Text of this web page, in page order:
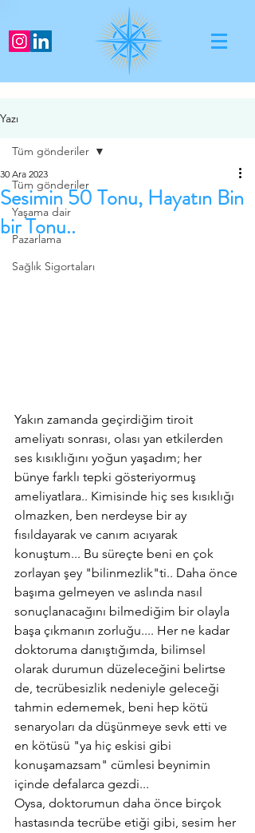
Yazı
Tüm gönderiler
Yaşama dair
Pazarlama
Sağlık Sigortaları
Tüm gönderiler
Sesimin 50 Tonu, Hayatın Bin
bir Tonu..
30 Ara 2023
Yakın zamanda geçirdiğim tiroit
ameliyatı sonrası, olası yan etkilerden
ses kısıklığını yoğun yaşadım; her
bünye farklı tepki gösteriyormuş
ameliyatlara.. Kimisinde hiç ses kısıklığı
olmazken, ben nerdeyse bir ay
fısıldayarak ve canım acıyarak
konuştum... Bu süreçte beni en çok
zorlayan şey "bilinmezlik"ti.. Daha önce
başıma gelmeyen ve aslında nasıl
sonuçlanacağını bilmediğim bir olayla
başa çıkmanın zorluğu.... Her ne kadar
doktoruma danıştığımda, bilimsel
olarak durumun düzeleceğini belirtse
de, tecrübesizlik nedeniyle geleceği
tahmin edememek, beni hep kötü
senaryoları da düşünmeye sevk etti ve
en kötüsü "ya hiç eskisi gibi
konuşamazsam" cümlesi beynimin
içinde defalarca gezdi...
Oysa, doktorumun daha önce birçok
hastasında tecrübe etiği gibi, sesim her